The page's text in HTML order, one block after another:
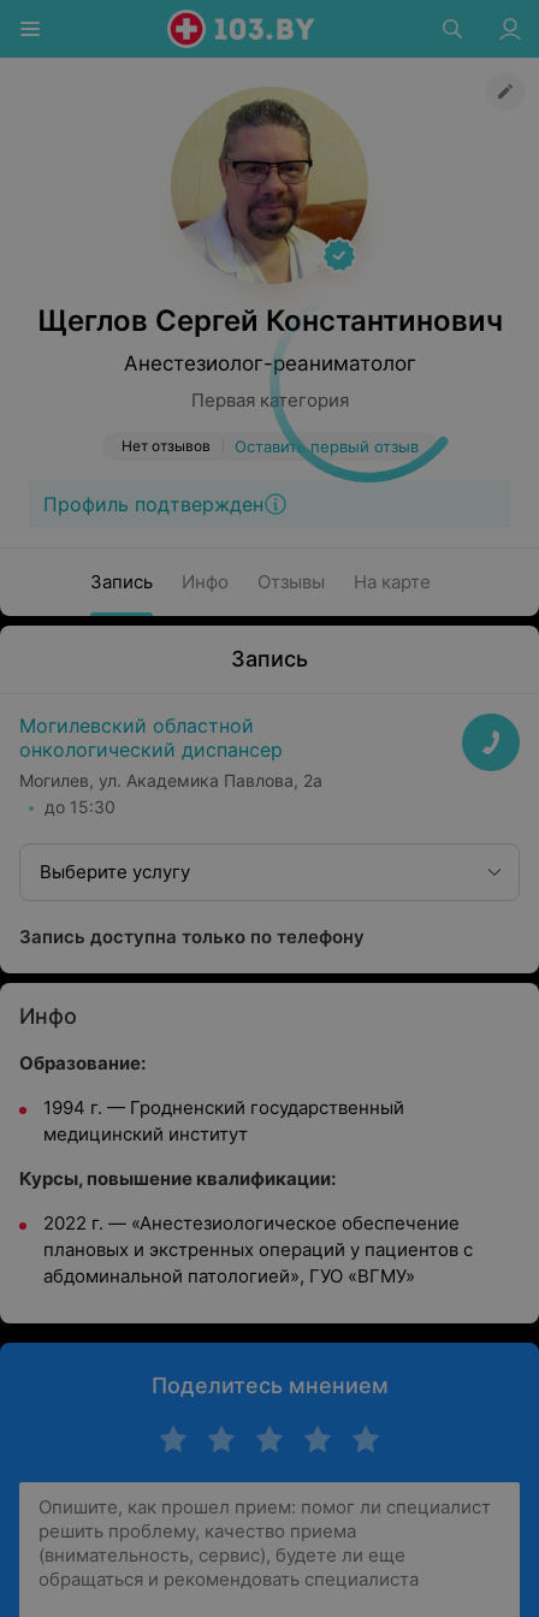
Щеглов Сергей Константинович
Анестезиолог-реаниматолог
Первая категория
Нет отзывов Оставить первый отзыв
Профиль подтвержден
Запись Инфо Отзывы На карте
Запись
Могилевский областной
онкологический диспансер
Могилев, ул. Академика Павлова, 2а
до 15:30
Выберите услугу
Запись доступна только по телефону
Инфо
Образование:
1994 г. — Гродненский государственный
медицинский институт
Курсы, повышение квалификации:
2022 г. — «Анестезиологическое обеспечение
плановых и экстренных операций у пациентов с
абдоминальной патологией», ГУО «ВГМУ»
Поделитесь мнением